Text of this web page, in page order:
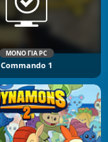
ΜΌΝΟ ΓΙΑ PC
Commando 1